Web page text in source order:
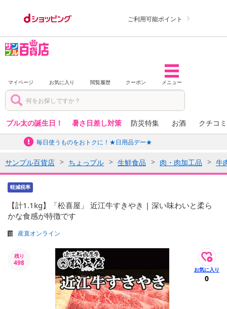
ご利用可能ポイント
マイページ お気に入り 閲覧履歴 クーポン メニュー
プル太の誕生日！ 暑さ日差し対策 防災特集 お酒 クチコ
毎日使うものをおトクに！★日用品デー★
サンプル百貨店 ちょっプル 生鮮食品 肉・肉加工品 牛
軽減税率
【計1.1kg】「松喜屋」 近江牛すきやき | 深い味わいと柔ら
かな食感が特徴です
産直オンライン
残り
498
0